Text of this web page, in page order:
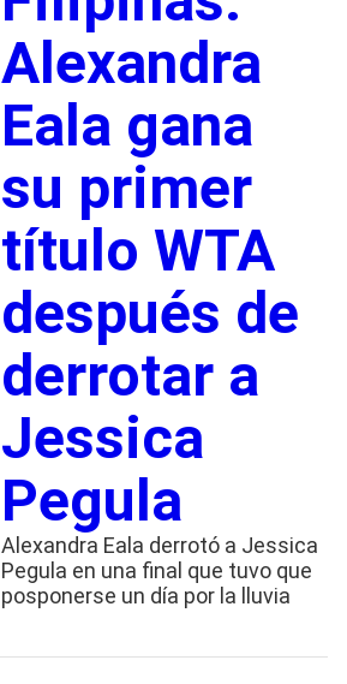
Alexandra
Eala gana
su primer
título WTA
después de
derrotar a
Jessica
Pegula
Alexandra Eala derrotó a Jessica
Pegula en una final que tuvo que
posponerse un día por la lluvia